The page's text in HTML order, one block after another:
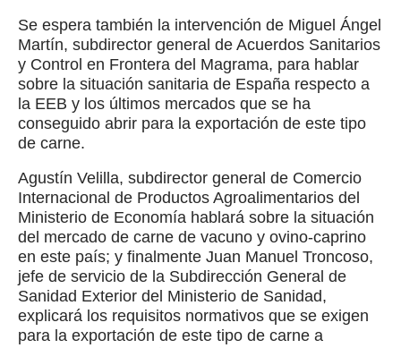
Se espera también la intervención de Miguel Ángel
Martín, subdirector general de Acuerdos Sanitarios
y Control en Frontera del Magrama, para hablar
sobre la situación sanitaria de España respecto a
la EEB y los últimos mercados que se ha
conseguido abrir para la exportación de este tipo
de carne.
Agustín Velilla, subdirector general de Comercio
Internacional de Productos Agroalimentarios del
Ministerio de Economía hablará sobre la situación
del mercado de carne de vacuno y ovino-caprino
en este país; y finalmente Juan Manuel Troncoso,
jefe de servicio de la Subdirección General de
Sanidad Exterior del Ministerio de Sanidad,
explicará los requisitos normativos que se exigen
para la exportación de este tipo de carne a